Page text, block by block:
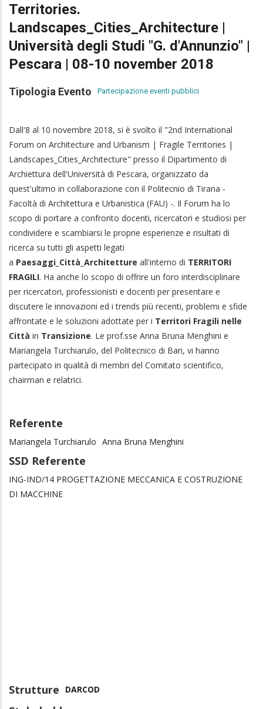
Territories.
Landscapes_Cities_Architecture |
Università degli Studi "G. d'Annunzio" |
Pescara | 08-10 november 2018
Tipologia Evento Partecipazione eventi pubblici
Dall'8 al 10 novembre 2018, si è svolto il "2nd International
Forum on Architecture and Urbanism | Fragile Territories |
Landscapes_Cities_Architecture" presso il Dipartimento di
Archiettura dell'Università di Pescara, organizzato da
quest'ultimo in collaborazione con il Politecnio di Tirana -
Facoltà di Architettura e Urbanistica (FAU) -. Il Forum ha lo
scopo di portare a confronto docenti, ricercatori e studiosi per
condividere e scambiarsi le proprie esperienze e risultati di
ricerca su tutti gli aspetti legati
a Paesaggi_Città_Architetture all'interno di TERRITORI
FRAGILI. Ha anche lo scopo di offrire un foro interdisciplinare
per ricercatori, professionisti e docenti per presentare e
discutere le innovazioni ed i trends più recenti, problemi e sfide
affrontate e le soluzioni adottate per i Territori Fragili nelle
Città in Transizione. Le prof.sse Anna Bruna Menghini e
Mariangela Turchiarulo, del Politecnico di Bari, vi hanno
partecipato in qualità di membri del Comitato scientifico,
chairman e relatrici.
Referente
Mariangela Turchiarulo Anna Bruna Menghini
SSD Referente
ING-IND/14 PROGETTAZIONE MECCANICA E COSTRUZIONE
DI MACCHINE
Strutture DARCOD